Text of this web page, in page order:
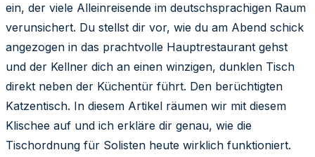
ein, der viele Alleinreisende im deutschsprachigen Raum
verunsichert. Du stellst dir vor, wie du am Abend schick
angezogen in das prachtvolle Hauptrestaurant gehst
und der Kellner dich an einen winzigen, dunklen Tisch
direkt neben der Küchentür führt. Den berüchtigten
Katzentisch. In diesem Artikel räumen wir mit diesem
Klischee auf und ich erkläre dir genau, wie die
Tischordnung für Solisten heute wirklich funktioniert.